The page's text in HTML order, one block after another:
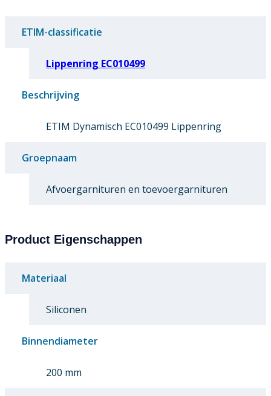
ETIM-classificatie
Lippenring EC010499
Beschrijving
ETIM Dynamisch EC010499 Lippenring
Groepnaam
Afvoergarnituren en toevoergarnituren
Product Eigenschappen
Materiaal
Siliconen
Binnendiameter
200 mm